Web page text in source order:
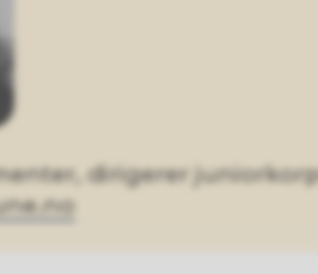
dirigerer